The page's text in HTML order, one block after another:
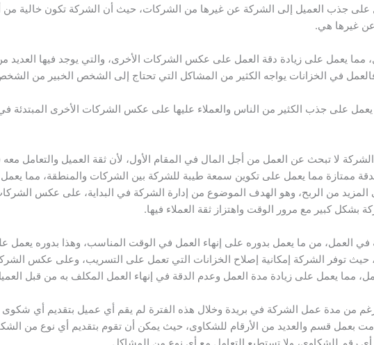
جذب العميل إلى الشركة عن غيرها من الشركات، حيث أن الشركة تكون خالية
عن غيرها هي.
مما يعمل على زيادة دقة العمل على عكس الشركات الأخرى، والتي يوجد فيها العديد
في الخزانات يواجه الكثير من المشاكل التي تحتاج إلى الشخص الخبير من
على جذب الكثير من الناس والعملاء عليها على عكس الشركات الأخرى المبتدئة
لا تبحث عن العمل من أجل المال في المقام الأول، لأن ثقة العميل والتعامل معه
ممتازة مما يعمل على تكوين سمعة طيبة للشركة بين الشركات والمنطقة، مما
من الربح، وهو الهدف الموضوع من إدارة الشركة في البداية، على عكس
بشكل كبير مع مرور الوقت واهتزاز ثقة العملاء فيها.
في العمل، من ما يعمل بدوره على إنهاء العمل في الوقت المناسب، وهذا بدوره يعمل
حيث توفر الشركة إمكانية إصلاح الخزانات التي تعمل على التسريب، وعلى عكس
مما يعمل على زيادة مدة العمل وعدم الدقة في إنهاء العمل المكلف به من قبل
من مدة عمل الشركة في بريدة وخلال هذه الفترة لم يقم أي عميل بتقديم أي
بعمل قسم والعديد من الأرقام للشكاوى، حيث يمكن أن تقوم بتقديم أي نوع من